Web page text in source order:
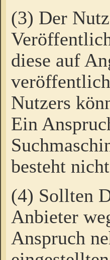
(3) Der
diese auf
Nutzers
Ein
besteht
(4) Sollten
Anbieter
Anspruch